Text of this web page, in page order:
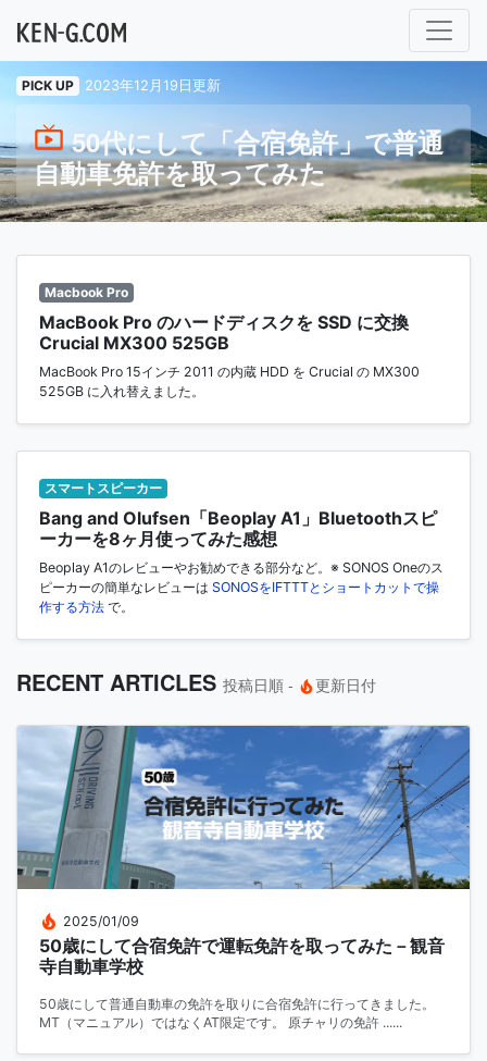
メインナビゲーション
PICK UP 2023年12月19日更新
50代にして「合宿免許」で普通
自動車免許を取ってみた
Macbook Pro
MacBook Pro のハードディスクを SSD に交換
Crucial MX300 525GB
MacBook Pro 15インチ 2011 の内蔵 HDD を Crucial の MX300
525GB に入れ替えました。
スマートスピーカー
Bang and Olufsen「Beoplay A1」Bluetoothスピ
ーカーを8ヶ月使ってみた感想
Beoplay A1のレビューやお勧めできる部分など。※ SONOS Oneのス
ピーカーの簡単なレビューは SONOSをIFTTTとショートカットで操
作する方法 で。
RECENT ARTICLES 投稿日順 - 更新日付
2025/01/09
50歳にして合宿免許で運転免許を取ってみた－観音
寺自動車学校
50歳にして普通自動車の免許を取りに合宿免許に行ってきました。
MT（マニュアル）ではなくAT限定です。 原チャリの免許 ......